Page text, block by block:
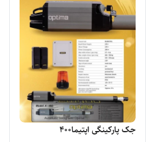
جک پارکینگی اپتیما۴۰۰